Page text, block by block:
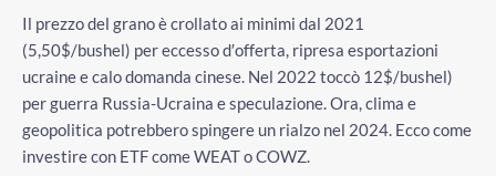
Il prezzo del grano è crollato ai minimi dal 2021
(5,50$/bushel) per eccesso d′offerta, ripresa esportazioni
ucraine e calo domanda cinese. Nel 2022 toccò 12$/bushel)
per guerra Russia-Ucraina e speculazione. Ora, clima e
geopolitica potrebbero spingere un rialzo nel 2024. Ecco come
investire con ETF come WEAT o COWZ.
rialzo?